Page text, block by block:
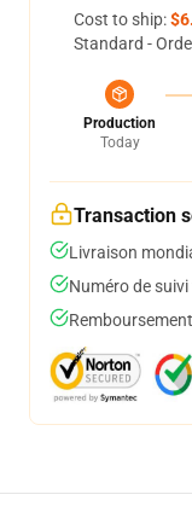
Cost to ship:
Standard -
Production
Today
Transaction
Livraison
Numéro de